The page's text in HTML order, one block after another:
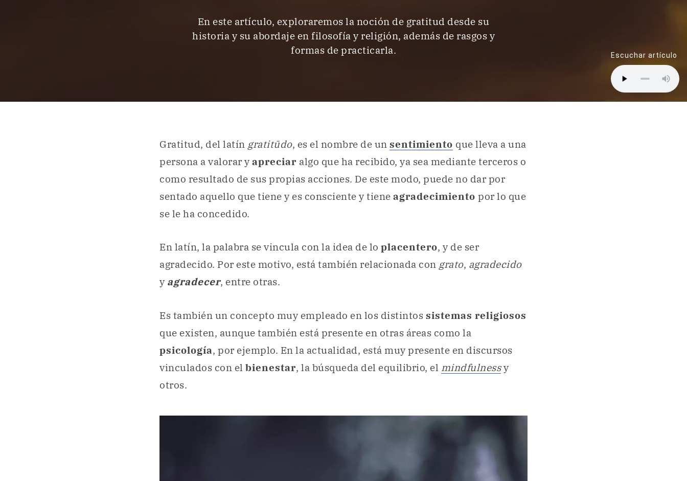
En este artículo, exploraremos la noción de gratitud desde su
historia y su abordaje en filosofía y religión, además de rasgos y
formas de practicarla.
Escuchar artículo
Gratitud, del latín gratitūdo, es el nombre de un sentimiento que lleva a una
persona a valorar y apreciar algo que ha recibido, ya sea mediante terceros o
como resultado de sus propias acciones. De este modo, puede no dar por
sentado aquello que tiene y es consciente y tiene agradecimiento por lo que
se le ha concedido.
En latín, la palabra se vincula con la idea de lo placentero, y de ser
agradecido. Por este motivo, está también relacionada con grato, agradecido
y agradecer, entre otras.
Es también un concepto muy empleado en los distintos sistemas religiosos
que existen, aunque también está presente en otras áreas como la
psicología, por ejemplo. En la actualidad, está muy presente en discursos
vinculados con el bienestar, la búsqueda del equilibrio, el mindfulnessy
otros.